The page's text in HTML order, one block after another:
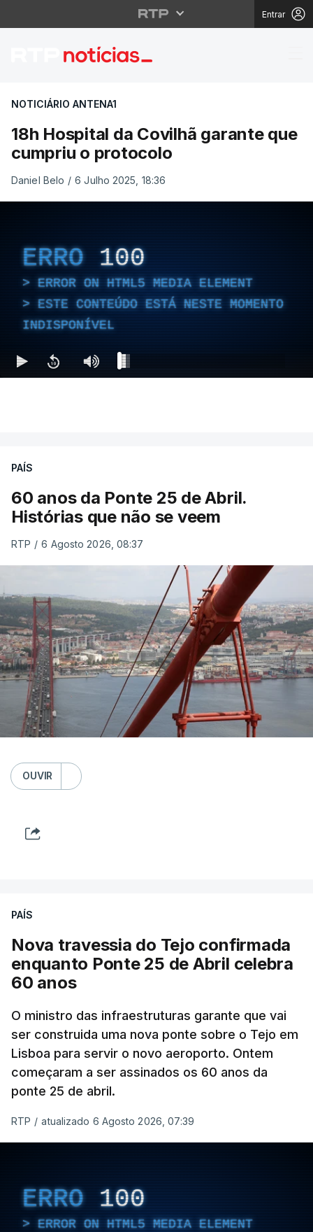
Entrar
18h Hospital da
NOTICIÁRIO ANTENA1
18h Hospital da Covilhã garante que
cumpriu o protocolo
Daniel Belo / 6 Julho 2025, 18:36
ERRO 100
ERROR ON HTML5 MEDIA ELEMENT
ESTE CONTEÚDO ESTÁ NESTE MOMENTO
INDISPONÍVEL
PAÍS
60 anos da Ponte 25 de Abril.
Histórias que não se veem
RTP / 6 Agosto 2026, 08:37
OUVIR
PAÍS
Nova travessia do Tejo confirmada
enquanto Ponte 25 de Abril celebra
60 anos
O ministro das infraestruturas garante que vai
ser construida uma nova ponte sobre o Tejo em
Lisboa para servir o novo aeroporto. Ontem
começaram a ser assinados os 60 anos da
ponte 25 de abril.
RTP / atualizado 6 Agosto 2026, 07:39
ERRO 100
ERROR ON HTML5 MEDIA ELEMENT